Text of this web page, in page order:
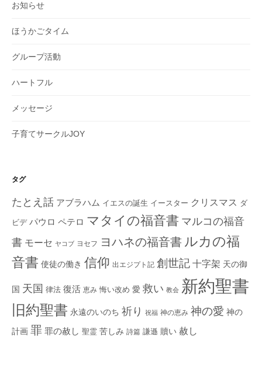
お知らせ
ほうかごタイム
グループ活動
ハートフル
メッセージ
子育てサークルJOY
タグ
たとえ話 アブラハム イエスの誕生 イースター クリスマス ダ
ビデ パウロ ペテロ マタイの福音書 マルコの福音
書 モーセ ヤコブ ヨセフ ヨハネの福音書 ルカの福
音書 使徒の働き 信仰 出エジプト記 創世記 十字架 天の御
国 天国 律法 復活 恵み 悔い改め 愛 救い 教会 新約聖書
旧約聖書 永遠のいのち 祈り 祝福 神の恵み 神の愛 神の
計画 罪 罪の赦し 聖霊 苦しみ 詩篇 謙遜 贖い 赦し